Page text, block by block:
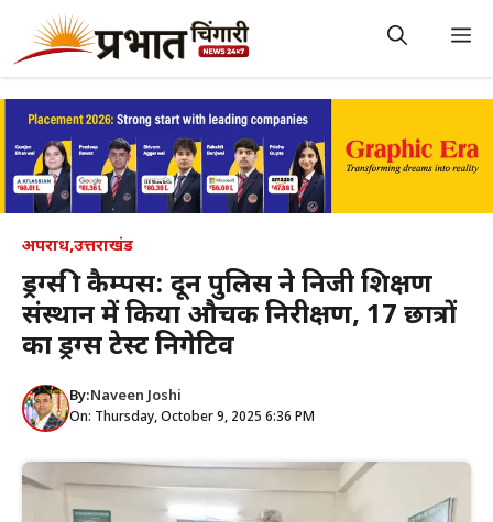
content
अपराध,उत्तराखंड
ड्रग्स फ्री कैम्पस: दून पुलिस ने निजी शिक्षण
संस्थान में किया औचक निरीक्षण, 17 छात्रों
का ड्रग्स टेस्ट निगेटिव
By:Naveen Joshi
On: Thursday, October 9, 2025 6:36 PM